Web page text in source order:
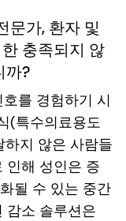
문가, 환자 및
충족되지 않
까?
를 경험하기 시
(특수의료용도
지 않은 사람들
인해 성인은 증
될 수 있는 중간
감소 솔루션은